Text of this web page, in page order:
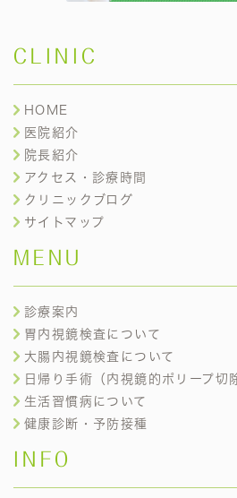
CLINIC
HOME
医院紹介
院長紹介
アクセス・診療時間
クリニックブログ
サイトマップ
MENU
診療案内
胃内視鏡検査について
大腸内視鏡検査について
日帰り手術（内視鏡的ポリープ切
生活習慣病について
健康診断・予防接種
INFO